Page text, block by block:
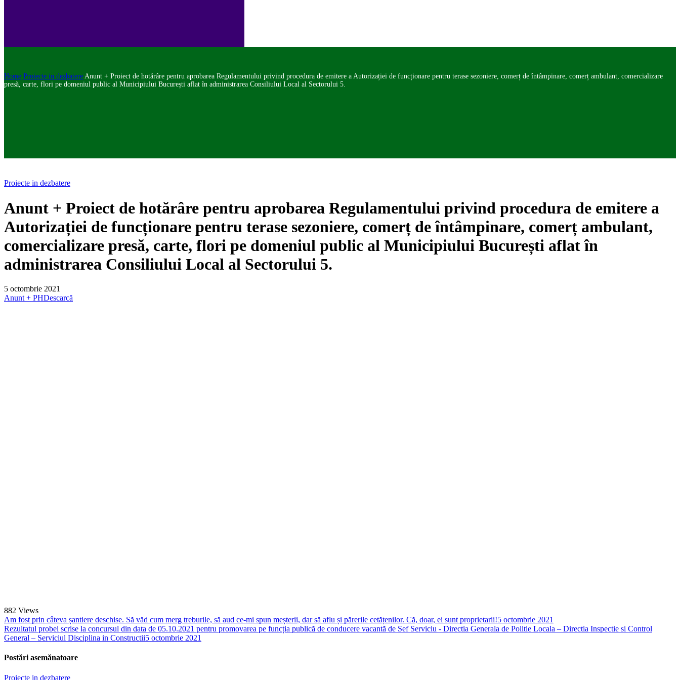
Home Proiecte in dezbatere Anunt + Proiect de hotărâre pentru aprobarea Regulamentului privind procedura de emitere a Autorizației de funcționare pentru terase sezoniere, comerț de întâmpinare, comerț ambulant, comercializare
presă, carte, flori pe domeniul public al Municipiului București aflat în administrarea Consiliului Local al Sectorului 5.
Proiecte in dezbatere
Anunt + Proiect de hotărâre pentru aprobarea Regulamentului privind procedura de emitere a
Autorizației de funcționare pentru terase sezoniere, comerț de întâmpinare, comerț ambulant,
comercializare presă, carte, flori pe domeniul public al Municipiului București aflat în
administrarea Consiliului Local al Sectorului 5.
5 octombrie 2021
Anunt + PHDescarcă
882 Views
Am fost prin câteva șantiere deschise. Să văd cum merg treburile, să aud ce-mi spun meșterii, dar să aflu și părerile cetățenilor. Că, doar, ei sunt proprietarii!5 octombrie 2021
Rezultatul probei scrise la concursul din data de 05.10.2021 pentru promovarea pe funcția publică de conducere vacantă de Sef Serviciu - Directia Generala de Politie Locala – Directia Inspectie si Control
General – Serviciul Disciplina in Constructii5 octombrie 2021
Postări asemănatoare
Proiecte in dezbatere